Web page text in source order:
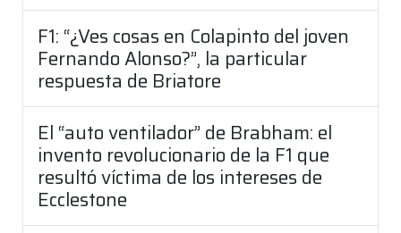
F1: “¿Ves cosas en Colapinto del joven
Fernando Alonso?”, la particular
respuesta de Briatore
El “auto ventilador” de Brabham: el
invento revolucionario de la F1 que
resultó víctima de los intereses de
Ecclestone